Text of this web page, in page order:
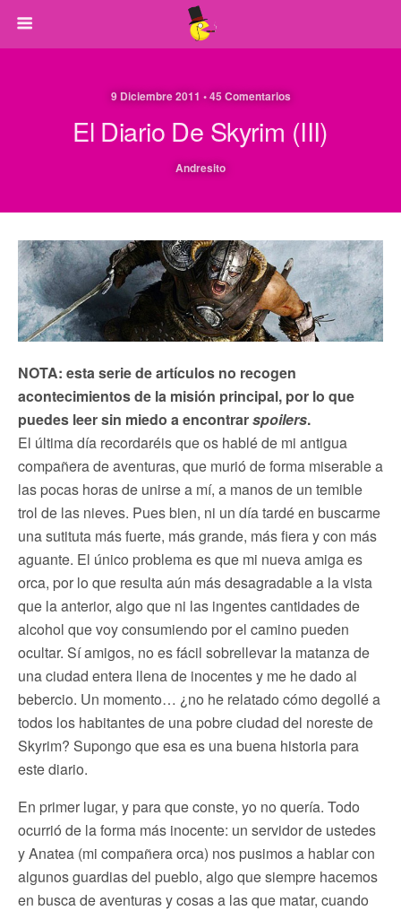
9 Diciembre 2011 • 45 Comentarios
El Diario De Skyrim (III)
Andresito
NOTA: esta serie de artículos no recogen
acontecimientos de la misión principal, por lo que
puedes leer sin miedo a encontrarspoilers.
El última día recordaréis que os hablé de mi antigua
compañera de aventuras, que murió de forma miserable a
las pocas horas de unirse a mí, a manos de un temible
trol de las nieves. Pues bien, ni un día tardé en buscarme
una sutituta más fuerte, más grande, más fiera y con más
aguante. El único problema es que mi nueva amiga es
orca, por lo que resulta aún más desagradable a la vista
que la anterior, algo que ni las ingentes cantidades de
alcohol que voy consumiendo por el camino pueden
ocultar. Sí amigos, no es fácil sobrellevar la matanza de
una ciudad entera llena de inocentes y me he dado al
bebercio. Un momento… ¿no he relatado cómo degollé a
todos los habitantes de una pobre ciudad del noreste de
Skyrim? Supongo que esa es una buena historia para
este diario.
En primer lugar, y para que conste, yo no quería. Todo
ocurrió de la forma más inocente: un servidor de ustedes
y Anatea (mi compañera orca) nos pusimos a hablar con
algunos guardias del pueblo, algo que siempre hacemos
en busca de aventuras y cosas a las que matar, cuando